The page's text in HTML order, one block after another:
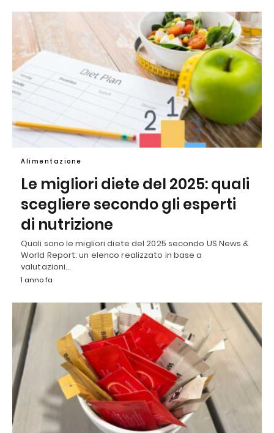
Alimentazione
Le migliori diete del 2025: quali
scegliere secondo gli esperti
di nutrizione
Quali sono le migliori diete del 2025 secondo US News &
World Report: un elenco realizzato in base a
valutazioni…
1 anno fa